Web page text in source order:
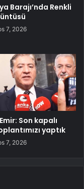
Barajı’nda Renkli
7, 2026
Son kapalı
yaptık
7, 2026